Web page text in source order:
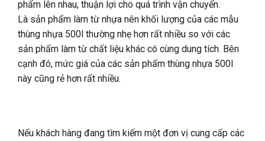
phẩm lên nhau, thuận lợi cho quá trình vận chuyển.
Là sản phẩm làm từ nhựa nên khối lượng của các mẫu
thùng nhựa 500l thường nhẹ hơn rất nhiều so với các
sản phẩm làm từ chất liệu khác có cùng dung tích. Bên
cạnh đó, mức giá của các sản phẩm thùng nhựa 500l
này cũng rẻ hơn rất nhiều.
Nếu khách hàng đang tìm kiếm một đơn vị cung cấp các